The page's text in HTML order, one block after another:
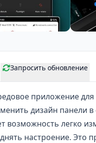
Запросить обновление
приложение для
дизайн панели
возможность легко
настроение. Это